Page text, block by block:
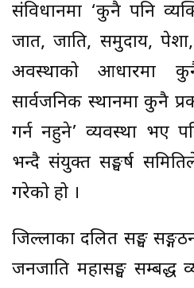
संविधानमा ‘कुनै पनि
जात, जाति, समुदाय,
अवस्थाको आधारमा
सार्वजनिक स्थानमा कुनै
गर्न नहुने’ व्यवस्था भए
भन्दै संयुक्त सङ्घर्ष
गरेको हो ।
जिल्लाका दलित सङ्घ
जनजाति महासङ्घ सम्बद्ध